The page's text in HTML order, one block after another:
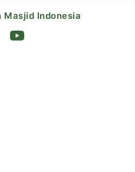
Indonesia